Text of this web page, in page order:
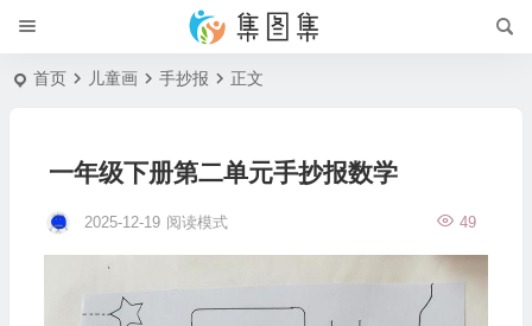
首页 儿童画 手抄报 正文
一年级下册第二单元手抄报数学
2025-12-19 49
阅读模式